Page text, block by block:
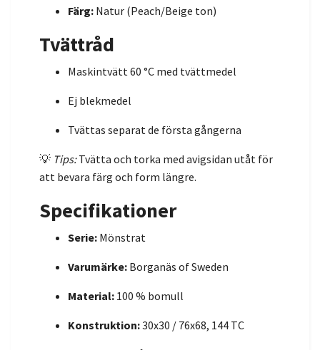
Färg: Natur (Peach/Beige ton)
Tvättråd
Maskintvätt 60 °C med tvättmedel
Ej blekmedel
Tvättas separat de första gångerna
💡 Tips:Tvätta och torka med avigsidan utåt för
att bevara färg och form längre.
Specifikationer
Serie: Mönstrat
Varumärke: Borganäs of Sweden
Material: 100 % bomull
Konstruktion:30x30 / 76x68, 144 TC